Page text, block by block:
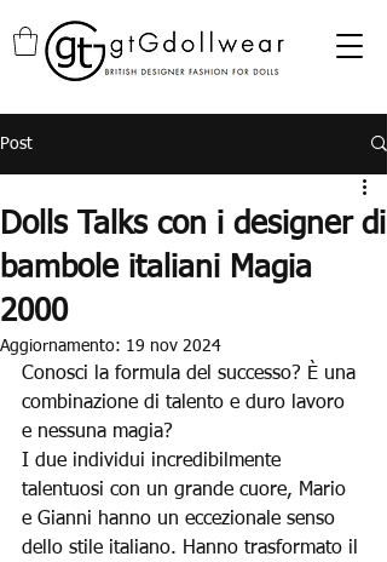
Post
Dolls Talks con i designer di
bambole italiani Magia
2000
Aggiornamento: 19 nov 2024
Conosci la formula del successo? È una
combinazione di talento e duro lavoro
e nessuna magia?
I due individui incredibilmente
talentuosi con un grande cuore, Mario
e Gianni hanno un eccezionale senso
dello stile italiano. Hanno trasformato il